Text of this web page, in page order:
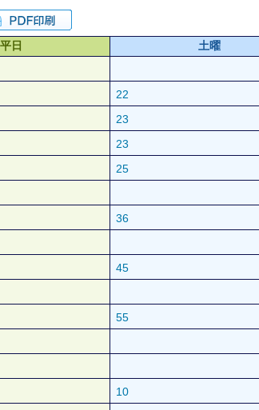
平日 土曜
22
23
23
25
36
45
55
10